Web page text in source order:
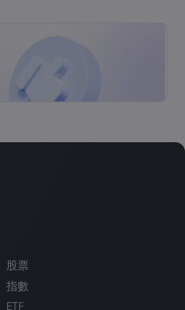
股票
指數
ETF